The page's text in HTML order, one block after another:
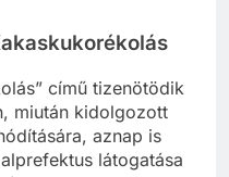
című tizenötödik
miután kidolgozott
aznap is